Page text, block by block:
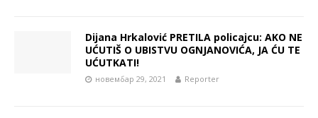
Dijana Hrkalović PRETILA policajcu: AKO NE
UĆUTIŠ O UBISTVU OGNJANOVIĆA, JA ĆU TE
UĆUTKATI!
новембар 29, 2021 Reporter